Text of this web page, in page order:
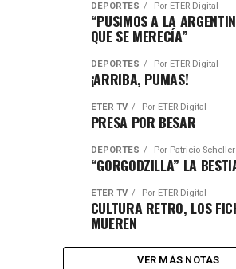
DEPORTES Por ETER Digital
“PUSIMOS A LA
QUE SE MERECÍA”
DEPORTES Por ETER Digital
¡ARRIBA, PUMAS!
ETER TV Por ETER Digital
PRESA POR BESAR
DEPORTES Por Patricio Scheller
“GORGODZILLA” LA
ETER TV Por ETER Digital
CULTURA RETRO, LOS
MUEREN
VER MÁS NOTAS